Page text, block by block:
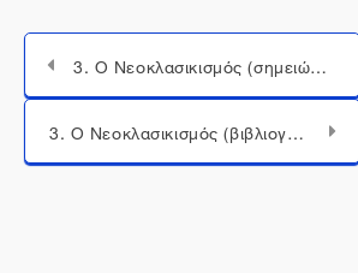
3. Ο Νεοκλασικισμός (σημειώσεις)
Μεταπήδηση σε...
3. Ο Νεοκλασικισμός (βιβλιογραφία)